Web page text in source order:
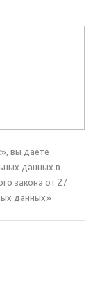
вы даете
данных в
закона от 27
данных»